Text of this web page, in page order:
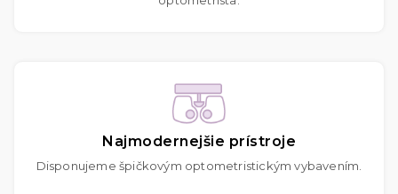
Najmodernejšie prístroje
Disponujeme špičkovým optometristickým vybavením.